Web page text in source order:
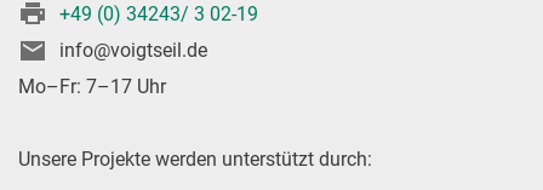
+49 (0) 34243/ 3 02-19
info@voigtseil.de
Mo–Fr: 7–17 Uhr
Unsere Projekte werden unterstützt durch: